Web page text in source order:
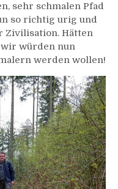
sehr schmalen Pfad
so richtig urig und
Zivilisation. Hätten
würden nun
werden wollen!